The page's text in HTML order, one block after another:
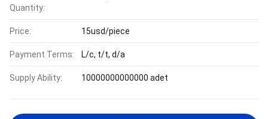
Quantity:
Price: 15usd/piece
Payment Terms: L/c, t/t, d/a
Supply Ability: 10000000000000 adet